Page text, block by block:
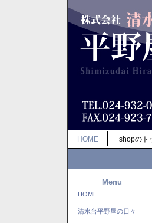
HOME shopのト
Menu
HOME
清水台平野屋の日々